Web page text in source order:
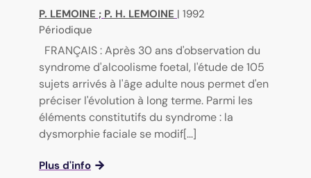
P. LEMOINE ; P. H. LEMOINE | 1992
Périodique
FRANÇAIS : Après 30 ans d'observation du
syndrome d'alcoolisme foetal, l'étude de 105
sujets arrivés à l'âge adulte nous permet d'en
préciser l'évolution à long terme. Parmi les
éléments constitutifs du syndrome : la
dysmorphie faciale se modif[...]
Plus d'info